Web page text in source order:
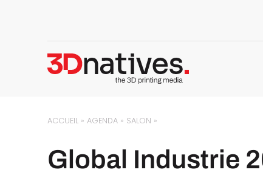
ACCUEIL »AGENDA » SALON »
Global Industrie